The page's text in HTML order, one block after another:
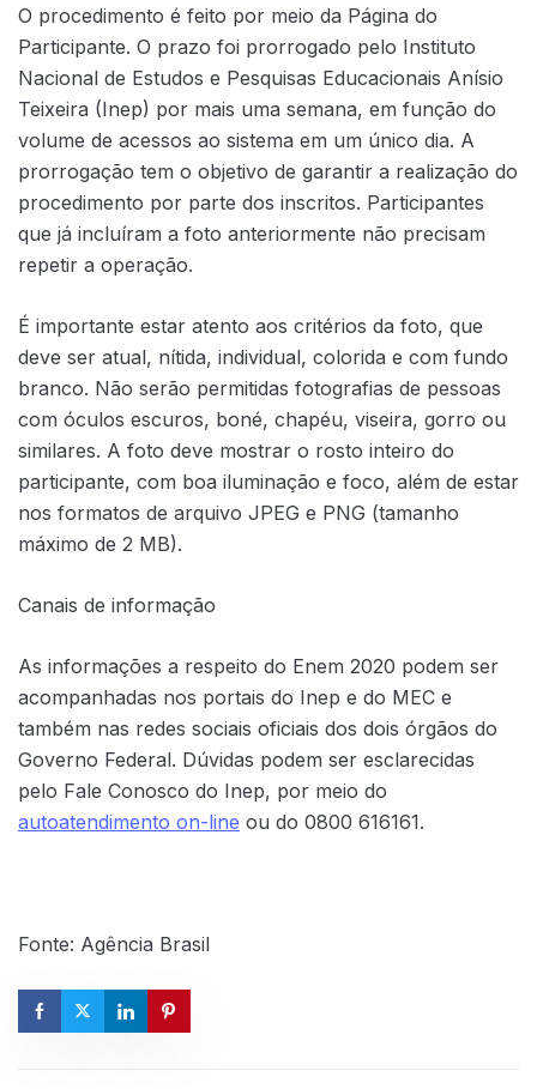
O procedimento é feito por meio da Página do
Participante. O prazo foi prorrogado pelo Instituto
Nacional de Estudos e Pesquisas Educacionais Anísio
Teixeira (Inep) por mais uma semana, em função do
volume de acessos ao sistema em um único dia. A
prorrogação tem o objetivo de garantir a realização do
procedimento por parte dos inscritos. Participantes
que já incluíram a foto anteriormente não precisam
repetir a operação.
É importante estar atento aos critérios da foto, que
deve ser atual, nítida, individual, colorida e com fundo
branco. Não serão permitidas fotografias de pessoas
com óculos escuros, boné, chapéu, viseira, gorro ou
similares. A foto deve mostrar o rosto inteiro do
participante, com boa iluminação e foco, além de estar
nos formatos de arquivo JPEG e PNG (tamanho
máximo de 2 MB).
Canais de informação
As informações a respeito do Enem 2020 podem ser
acompanhadas nos portais do Inep e do MEC e
também nas redes sociais oficiais dos dois órgãos do
Governo Federal. Dúvidas podem ser esclarecidas
pelo Fale Conosco do Inep, por meio do
autoatendimento on-line ou do 0800 616161.
Fonte: Agência Brasil